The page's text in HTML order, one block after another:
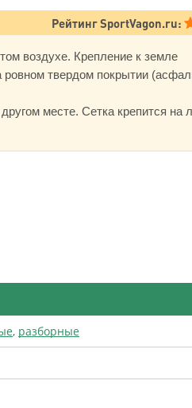
Рейтинг SportVagon.ru:
воздухе. Крепление к земле
твердом покрытии
месте. Сетка крепится на
, разборные